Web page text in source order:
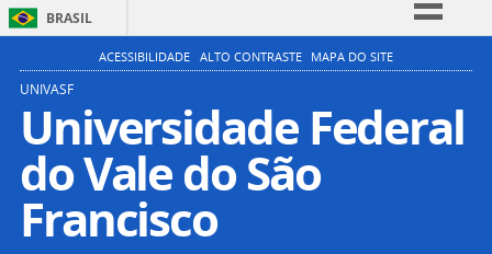
BRASIL
Simplifique!
Participe
Acesso à informação
Legislação
ACESSIBILIDADE ALTO CONTRASTE MAPA DO SITE
UNIVASF
Universidade Federal
do Vale do São
Francisco